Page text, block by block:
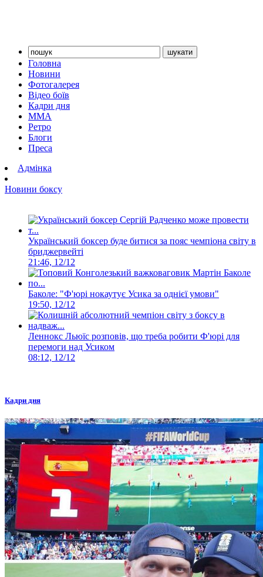
Головна
Новини
Фотогалерея
Відео боїв
Кадри дня
ММА
Ретро
Блоги
Преса
Адмінка
Новини боксу
Український боксер буде битися за пояс чемпіона світу в
бриджервейті
21:46, 12/12
Баколе: "Ф'юрі нокаутує Усика за однієї умови"
19:50, 12/12
Леннокс Льюїс розповів, що треба робити Ф'юрі для
перемоги над Усиком
08:12, 12/12
Кадри дня